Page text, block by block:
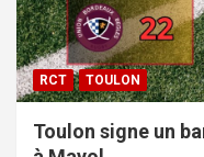
RCT TOULON
Toulon signe un